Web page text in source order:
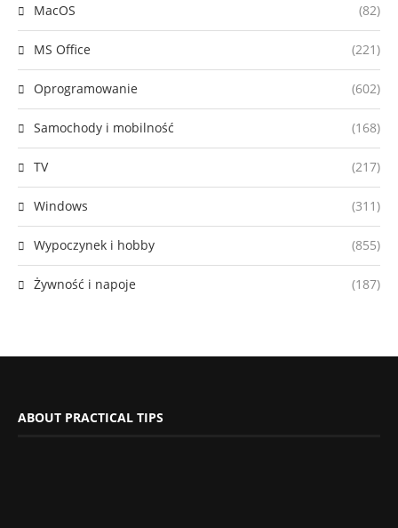
MacOS (82)
MS Office (221)
Oprogramowanie (602)
Samochody i mobilność (168)
TV (217)
Windows (311)
Wypoczynek i hobby (855)
Żywność i napoje (187)
ABOUT PRACTICAL TIPS